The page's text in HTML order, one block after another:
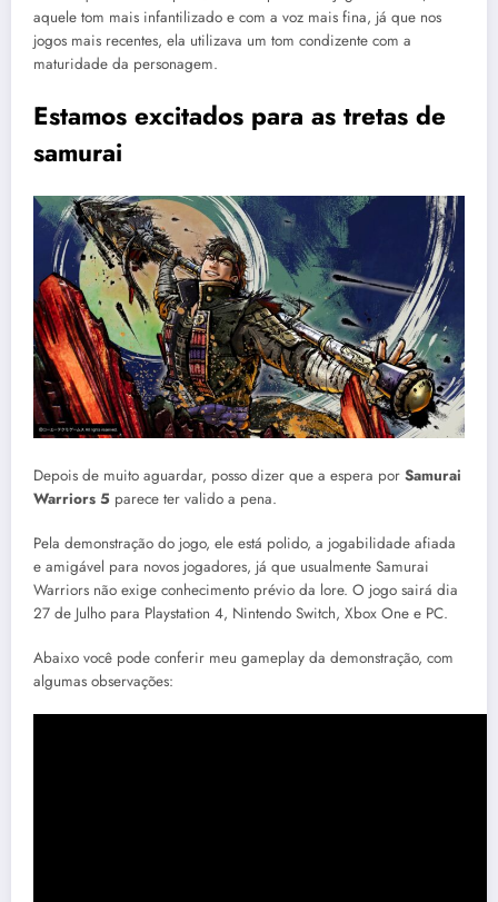
aquele tom mais infantilizado e com a voz mais fina, já que nos
jogos mais recentes, ela utilizava um tom condizente com a
maturidade da personagem.
Estamos excitados para as tretas de
samurai
Depois de muito aguardar, posso dizer que a espera por Samurai
Warriors 5 parece ter valido a pena.
Pela demonstração do jogo, ele está polido, a jogabilidade afiada
e amigável para novos jogadores, já que usualmente Samurai
Warriors não exige conhecimento prévio da lore. O jogo sairá dia
27 de Julho para Playstation 4, Nintendo Switch, Xbox One e PC.
Abaixo você pode conferir meu gameplay da demonstração, com
algumas observações: